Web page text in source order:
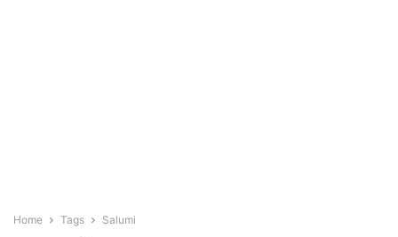
Home Tags Salumi